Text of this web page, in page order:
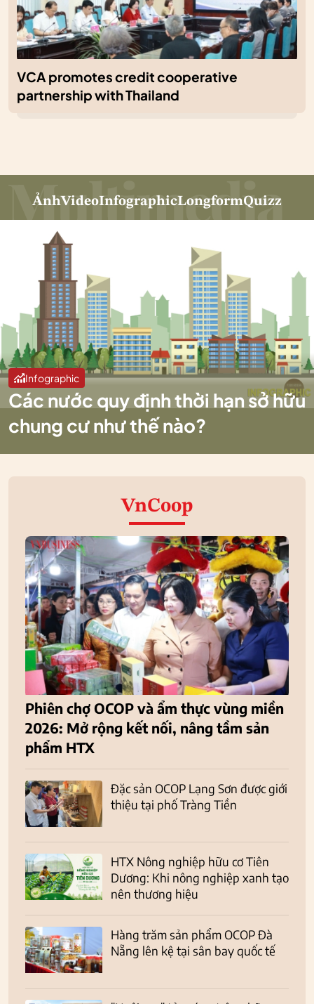
VCA promotes credit cooperative
partnership with Thailand
ẢnhVideoInfographicLongformQuizz
Infographic
Các nước quy định thời hạn sở hữu
chung cư như thế nào?
VnCoop
Phiên chợ OCOP và ẩm thực vùng miền
2026: Mở rộng kết nối, nâng tầm sản
phẩm HTX
Đặc sản OCOP Lạng Sơn được giới
thiệu tại phố Tràng Tiền
HTX Nông nghiệp hữu cơ Tiên
Dương: Khi nông nghiệp xanh tạo
nên thương hiệu
Hàng trăm sản phẩm OCOP Đà
Nẵng lên kệ tại sân bay quốc tế